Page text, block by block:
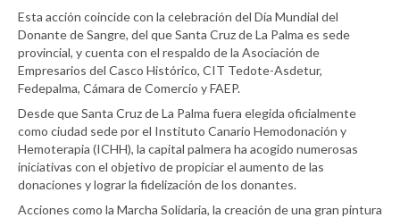
Esta acción coincide con la celebración del Día Mundial del
Donante de Sangre, del que Santa Cruz de La Palma es sede
provincial, y cuenta con el respaldo de la Asociación de
Empresarios del Casco Histórico, CIT Tedote-Asdetur,
Fedepalma, Cámara de Comercio y FAEP.
Desde que Santa Cruz de La Palma fuera elegida oficialmente
como ciudad sede por el Instituto Canario Hemodonación y
Hemoterapia (ICHH), la capital palmera ha acogido numerosas
iniciativas con el objetivo de propiciar el aumento de las
donaciones y lograr la fidelización de los donantes.
Acciones como la Marcha Solidaria, la creación de una gran pintura